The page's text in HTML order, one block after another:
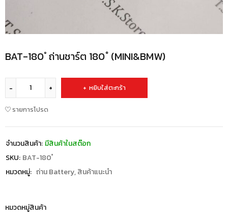
หมวดหมู่สินค้า
ฺBAT-180 ํ ถ่านชาร์ต 180 ํ (MINI&BMW)
หยิบใส่ตะกร้า
รายการโปรด
จำนวนสินค้า: มีสินค้าในสต๊อก
SKU: BAT-180 ํ
หมวดหมู่: ถ่าน Battery,สินค้าแนะนำ